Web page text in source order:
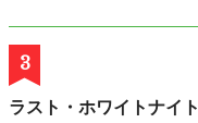
3
ラスト・ホワイトナイ